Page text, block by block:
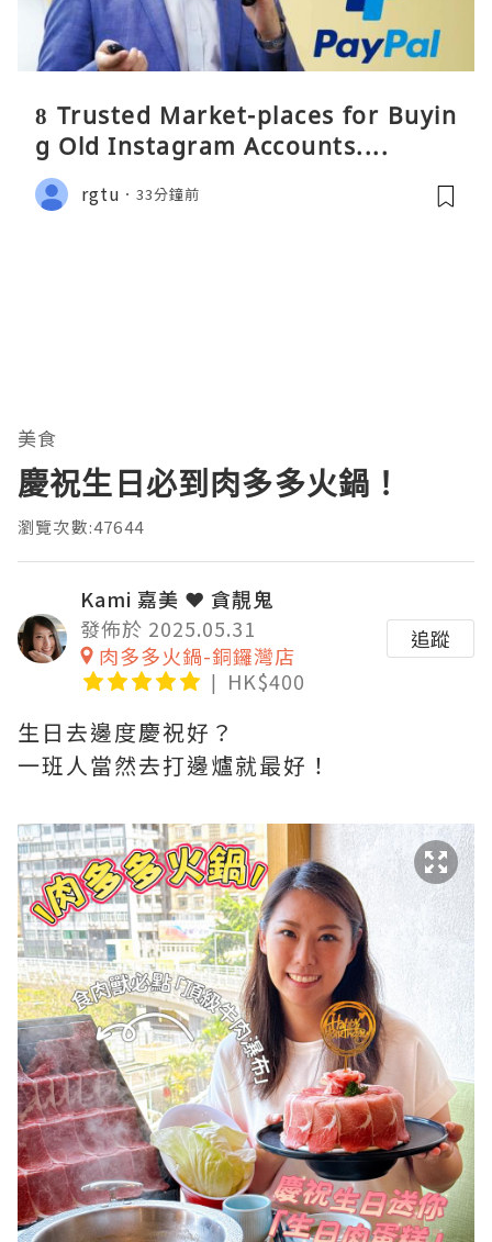
8 Trusted Market-places for Buyin
g Old Instagram Accounts....
rgtu 33分鐘前
美食
慶祝生日必到肉多多火鍋！
瀏覽次數:47644
Kami 嘉美 ❤ 貪靚鬼
發佈於 2025.05.31
肉多多火鍋-銅鑼灣店
HK$400
追蹤
生日去邊度慶祝好？
一班人當然去打邊爐就最好！